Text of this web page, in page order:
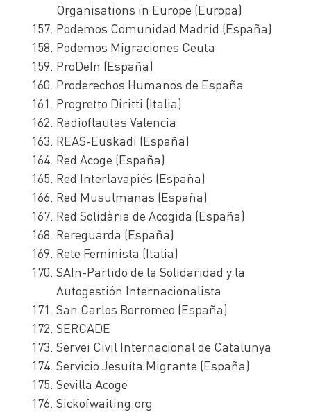
Organisations in Europe (Europa)
Podemos Comunidad Madrid (España)
Podemos Migraciones Ceuta
ProDeIn (España)
Proderechos Humanos de España
Progretto Diritti (Italia)
Radioflautas Valencia
REAS-Euskadi (España)
Red Acoge (España)
Red Interlavapiés (España)
Red Musulmanas (España)
Red Solidària de Acogida (España)
Rereguarda (España)
Rete Feminista (Italia)
SAIn-Partido de la Solidaridad y la
Autogestión Internacionalista
San Carlos Borromeo (España)
SERCADE
Servei Civil Internacional de Catalunya
Servicio Jesuíta Migrante (España)
Sevilla Acoge
Sickofwaiting.org